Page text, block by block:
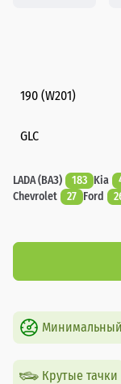
190 (W201)
GLC
LADA (ВАЗ) 183 Kia
Chevrolet
27 Ford
Крутые тачки